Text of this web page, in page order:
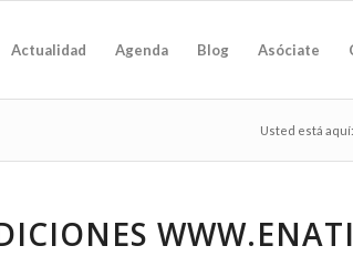
Actualidad Agenda Blog Asóciate
Usted está aquí: